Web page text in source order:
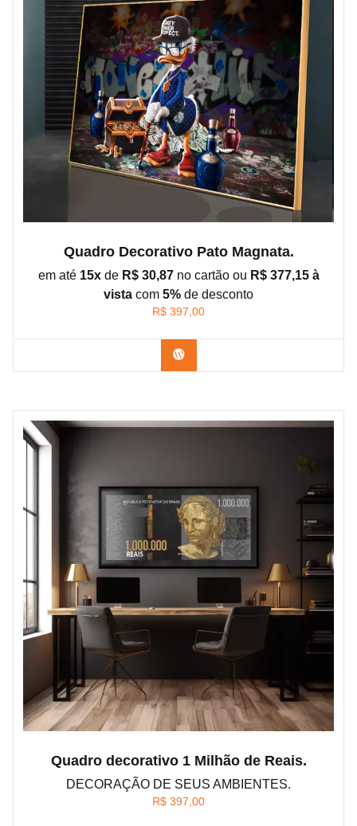
Quadro Decorativo Pato Magnata.
em até 15xde R$ 30,87no cartão ou R$ 377,15 à
vista com 5% de desconto
R$ 397,00
Confira os modelos
Quadro decorativo 1 Milhão de Reais.
DECORAÇÃO DE SEUS AMBIENTES.
R$ 397,00